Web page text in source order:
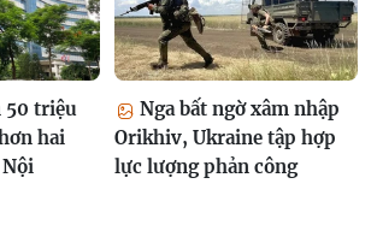
50 triệu
hai
Nga bất ngờ xâm nhập
Orikhiv, Ukraine tập hợp
lực lượng phản công